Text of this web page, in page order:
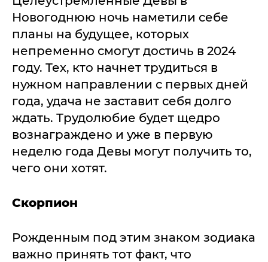
Новогоднюю ночь наметили себе
планы на будущее, которых
непременно смогут достичь в 2024
году. Тех, кто начнет трудиться в
нужном направлении с первых дней
года, удача не заставит себя долго
ждать. Трудолюбие будет щедро
вознаграждено и уже в первую
неделю года Девы могут получить то,
чего они хотят.
Скорпион
Рожденным под этим знаком зодиака
важно принять тот факт, что